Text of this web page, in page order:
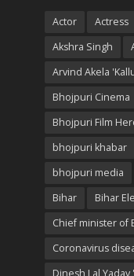
Actor Actress
Akshra Singh
Arvind Akela
Bhojpuri Cinema
Bhojpuri Film
bhojpuri khabar
bhojpuri media
Bihar
Bihar
Chief minister of
Coronavirus
Dinesh Lal